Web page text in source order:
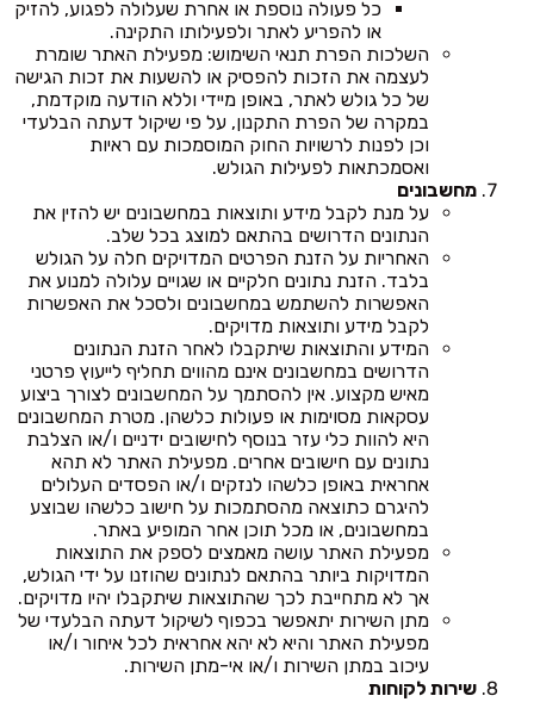
כל פעולה נוספת או אחרת שעלולה לפגוע, להזיק
או להפריע לאתר ולפעילותו התקינה.
השלכות הפרת תנאי השימוש: מפעילת האתר שומרת
לעצמה את הזכות להפסיק או להשעות את זכות הגישה
של כל גולש לאתר, באופן מיידי וללא הודעה מוקדמת,
במקרה של הפרת התקנון, על פי שיקול דעתה הבלעדי
וכן לפנות לרשויות החוק המוסמכות עם ראיות
ואסמכתאות לפעילות הגולש.
מחשבונים
על מנת לקבל מידע ותוצאות במחשבונים יש להזין את
הנתונים הדרושים בהתאם למוצג בכל שלב.
האחריות על הזנת הפרטים המדויקים חלה על הגולש
בלבד. הזנת נתונים חלקיים או שגויים עלולה למנוע את
האפשרות להשתמש במחשבונים ולסכל את האפשרות
לקבל מידע ותוצאות מדויקים.
המידע והתוצאות שיתקבלו לאחר הזנת הנתונים
הדרושים במחשבונים אינם מהווים תחליף לייעוץ פרטני
מאיש מקצוע. אין להסתמך על המחשבונים לצורך ביצוע
עסקאות מסוימות או פעולות כלשהן. מטרת המחשבונים
היא להוות כלי עזר בנוסף לחישובים ידניים ו/או הצלבת
נתונים עם חישובים אחרים. מפעילת האתר לא תהא
אחראית באופן כלשהו לנזקים ו/או הפסדים העלולים
להיגרם כתוצאה מהסתמכות על חישוב כלשהו שבוצע
במחשבונים, או מכל תוכן אחר המופיע באתר.
מפעילת האתר עושה מאמצים לספק את התוצאות
המדויקות ביותר בהתאם לנתונים שהוזנו על ידי הגולש,
אך לא מתחייבת לכך שהתוצאות שיתקבלו יהיו מדויקים.
מתן השירות יתאפשר בכפוף לשיקול דעתה הבלעדי של
מפעילת האתר והיא לא יהא אחראית לכל איחור ו/או
עיכוב במתן השירות ו/או אי-מתן השירות.
שירות לקוחות